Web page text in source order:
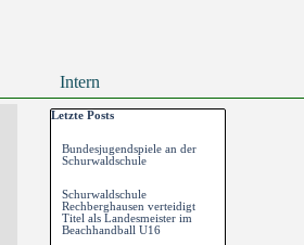
Intern
Block überspringen Letzte Posts
Letzte Posts
Bundesjugendspiele an der
Schurwaldschule
Schurwaldschule
Rechberghausen verteidigt
Titel als Landesmeister im
Beachhandball U16